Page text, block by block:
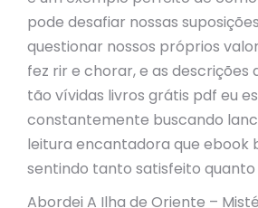
pode desafiar nossas
questionar nossos próprios
fez rir e chorar, e as descrições
tão vívidas livros grátis pdf eu
constantemente buscando
leitura encantadora que ebook
sentindo tanto satisfeito
Abordei A Ilha de Oriente –